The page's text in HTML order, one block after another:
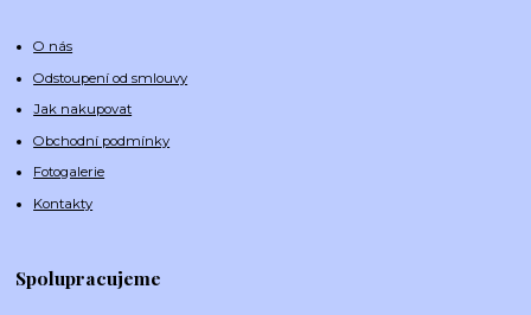
O nás
Odstoupení od smlouvy
Jak nakupovat
Obchodní podmínky
Fotogalerie
Kontakty
Spolupracujeme